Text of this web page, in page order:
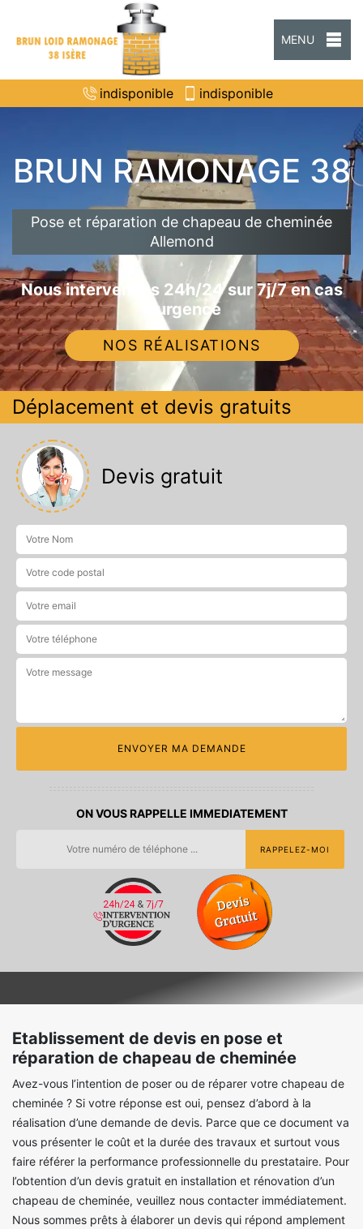
MENU
indisponible indisponible
BRUN RAMONAGE 38
Pose et réparation de chapeau de cheminée
Allemond
Nous intervenons 24h/24 sur 7j/7 en cas
d'urgence
NOS RÉALISATIONS
Déplacement et devis gratuits
Devis gratuit
ON VOUS RAPPELLE IMMEDIATEMENT
Etablissement de devis en pose et
réparation de chapeau de cheminée
Avez-vous l’intention de poser ou de réparer votre chapeau de
cheminée ? Si votre réponse est oui, pensez d’abord à la
réalisation d’une demande de devis. Parce que ce document va
vous présenter le coût et la durée des travaux et surtout vous
faire référer la performance professionnelle du prestataire. Pour
l’obtention d’un devis gratuit en installation et rénovation d’un
chapeau de cheminée, veuillez nous contacter immédiatement.
Nous sommes prêts à élaborer un devis qui répond amplement